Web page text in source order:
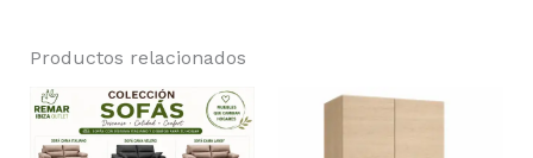
Productos relacionados